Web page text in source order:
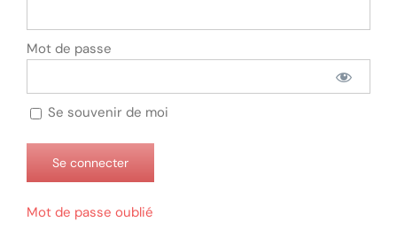
Mot de passe
Se souvenir de moi
Mot de passe oublié